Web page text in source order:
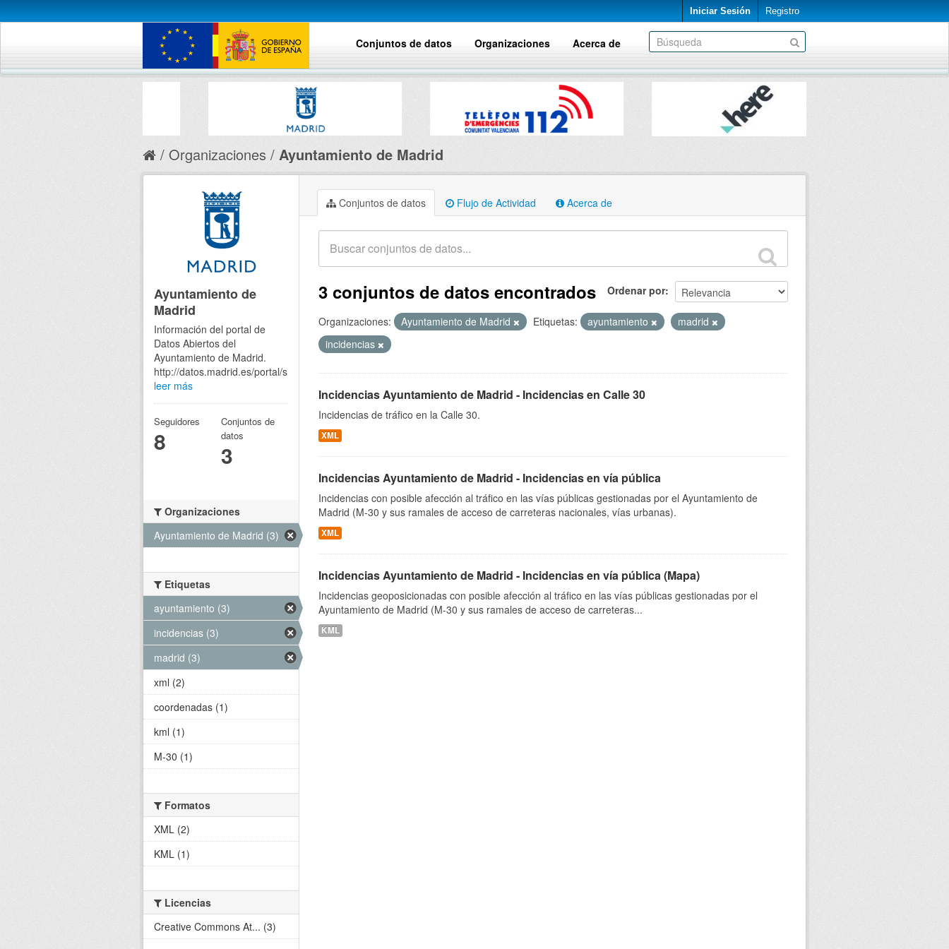
Iniciar Sesión Registro
Conjuntos de datos Organizaciones Acerca de
Organizaciones Ayuntamiento de Madrid
Conjuntos de datos Flujo de Actividad Acerca de
Ordenar por
3 conjuntos de datos encontrados
Organizaciones: Ayuntamiento de Madrid Etiquetas: ayuntamiento
madrid
incidencias
Incidencias Ayuntamiento de Madrid - Incidencias en Calle 30
Incidencias de tráfico en la Calle 30.
XML
Incidencias Ayuntamiento de Madrid - Incidencias en vía pública
Incidencias con posible afección al tráfico en las vías públicas gestionadas por el Ayuntamiento de
Madrid (M-30 y sus ramales de acceso de carreteras nacionales, vías urbanas).
XML
Incidencias Ayuntamiento de Madrid - Incidencias en vía pública (Mapa)
Incidencias geoposicionadas con posible afección al tráfico en las vías públicas gestionadas por el
Ayuntamiento de Madrid (M-30 y sus ramales de acceso de carreteras...
KML
Ayuntamiento de
Madrid
Información del portal de
Datos Abiertos del
Ayuntamiento de Madrid.
http://datos.madrid.es/portal/site/egob
leer más
Seguidores
8
Conjuntos de
datos
3
Organizaciones
Ayuntamiento de Madrid (3)
Etiquetas
ayuntamiento (3)
incidencias (3)
madrid (3)
xml (2)
coordenadas (1)
kml (1)
M-30 (1)
Formatos
XML (2)
KML (1)
Licencias
Creative Commons At... (3)